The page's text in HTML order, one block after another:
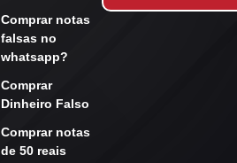
Comprar notas
falsas no
whatsapp?
Comprar
Dinheiro Falso
Comprar notas
de 50 reais